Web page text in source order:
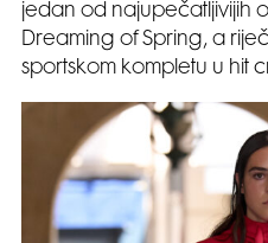
jedan od najupečatljivijih
Dreaming of Spring, a
sportskom kompletu u hit